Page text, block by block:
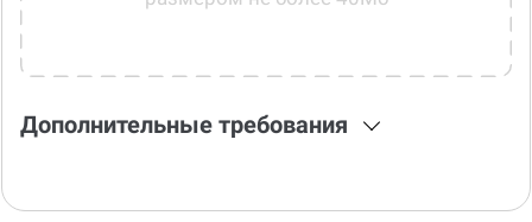
Дополнительные требования